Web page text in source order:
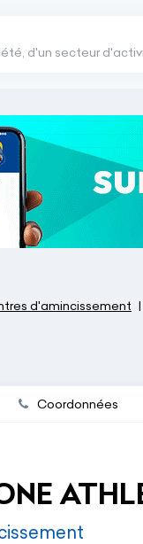
d'amincissement
Coordonnées